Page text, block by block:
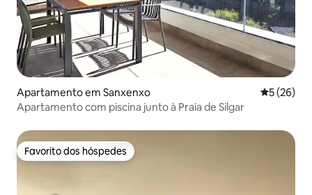
Apartamento em Sanxenxo
5 (26)
Apartamento com piscina junto à Praia de Silgar
Favorito dos hóspedes
Favorito dos hóspedes